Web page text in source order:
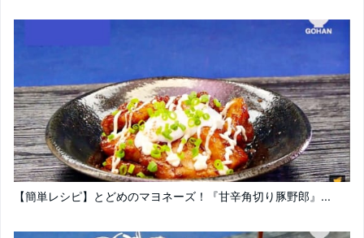
【簡単レシピ】とどめのマヨネーズ！『甘辛角切り豚野郎』...